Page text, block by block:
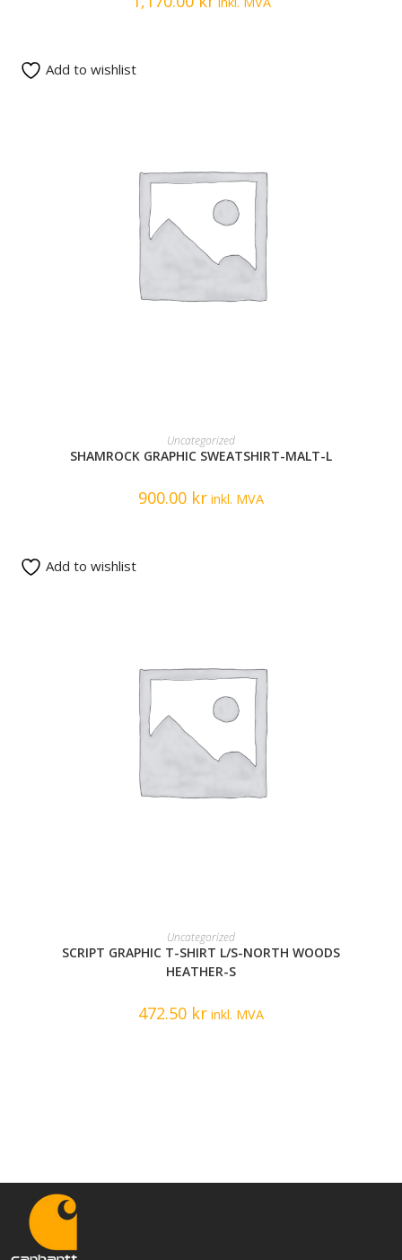
READ MORE
Uncategorized
SHAMROCK GRAPHIC SWEATSHIRT-MALT-L
900.00 kr inkl. MVA
Add to wishlist
READ MORE
Uncategorized
SCRIPT GRAPHIC T-SHIRT L/S-NORTH WOODS
HEATHER-S
472.50 kr inkl. MVA
Add to wishlist